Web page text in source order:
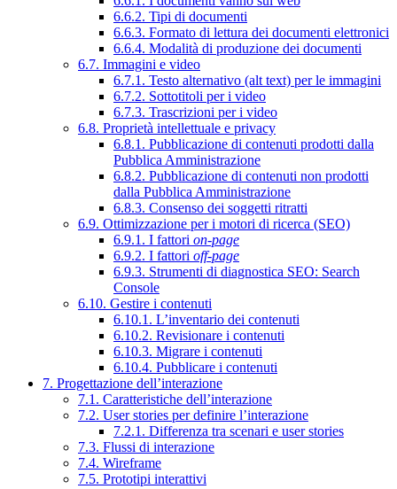
6.6.2. Tipi di documenti
6.6.3. Formato di lettura dei documenti elettronici
6.6.4. Modalità di produzione dei documenti
6.7. Immagini e video
6.7.1. Testo alternativo (alt text) per le immagini
6.7.2. Sottotitoli per i video
6.7.3. Trascrizioni per i video
6.8. Proprietà intellettuale e privacy
6.8.1. Pubblicazione di contenuti prodotti dalla
Pubblica Amministrazione
6.8.2. Pubblicazione di contenuti non prodotti
dalla Pubblica Amministrazione
6.8.3. Consenso dei soggetti ritratti
6.9. Ottimizzazione per i motori di ricerca (SEO)
6.9.1. I fattori on-page
6.9.2. I fattori off-page
6.9.3. Strumenti di diagnostica SEO: Search
Console
6.10. Gestire i contenuti
6.10.1. L’inventario dei contenuti
6.10.2. Revisionare i contenuti
6.10.3. Migrare i contenuti
6.10.4. Pubblicare i contenuti
7. Progettazione dell’interazione
7.1. Caratteristiche dell’interazione
7.2. User stories per definire l’interazione
7.2.1. Differenza tra scenari e user stories
7.3. Flussi di interazione
7.4. Wireframe
7.5. Prototipi interattivi